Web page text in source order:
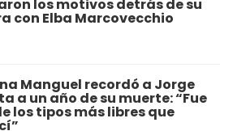
los motivos detrás de su
con Elba Marcovecchio
Manguel recordó a Jorge
a un año de su muerte: “Fue
los tipos más libres que